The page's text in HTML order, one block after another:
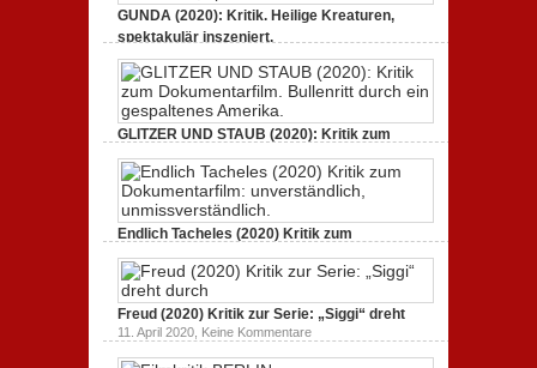
GUNDA (2020): Kritik. Heilige Kreaturen,
spektakulär inszeniert.
GUNDA
(2020):
Kritik.
Kreaturen,
spektakulär
GLITZER UND STAUB (2020): Kritik zum
Dokumentarfilm.
3. Oktober 2020,Keine Kommentare zu
GLITZER
UND
(2020):
Kritik
zum
Dokumentarfilm.
durch
ein
Amerika.
Endlich Tacheles (2020) Kritik zum
Dokumentarfilm: unverständlich,
19. Mai 2020,Keine Kommentarezu
Tacheles
(2020)
Kritik
zum
Dokumentarfilm:
Freud (2020) Kritik zur Serie: „Siggi“ dreht
11. April 2020, Keine Kommentarezu
Freud
(2020)